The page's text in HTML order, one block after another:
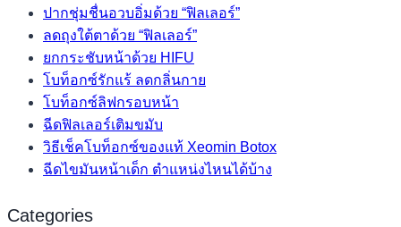
ปากชุ่มชื่นอวบอิ่มด้วย “ฟิลเลอร์”
ลดถุงใต้ตาด้วย “ฟิลเลอร์”
ยกกระชับหน้าด้วย HIFU
โบท็อกซ์รักแร้ ลดกลิ่นกาย
โบท็อกซ์ลิฟกรอบหน้า
ฉีดฟิลเลอร์เติมขมับ
วิธีเช็คโบท็อกซ์ของแท้ Xeomin Botox
ฉีดไขมันหน้าเด็ก ตำแหน่งไหนได้บ้าง
Categories